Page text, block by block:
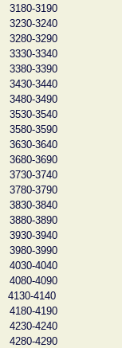
3180-3190
3230-3240
3280-3290
3330-3340
3380-3390
3430-3440
3480-3490
3530-3540
3580-3590
3630-3640
3680-3690
3730-3740
3780-3790
3830-3840
3880-3890
3930-3940
3980-3990
4030-4040
4080-4090
4130-4140
4180-4190
4230-4240
4280-4290